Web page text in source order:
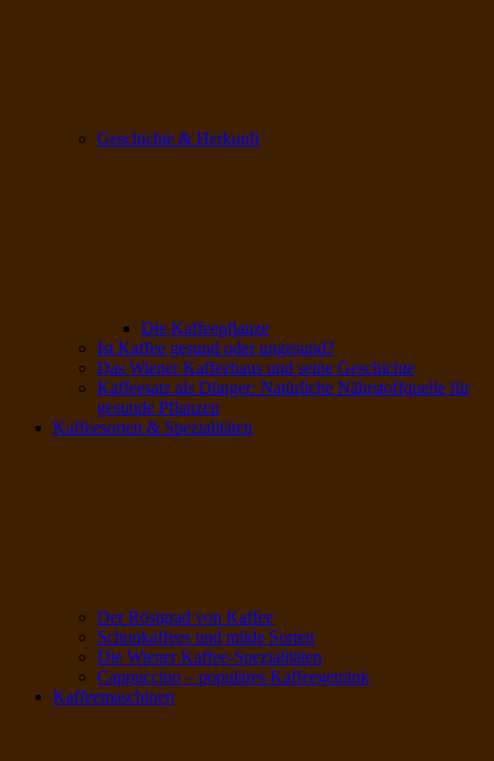
Geschichte & Herkunft
Die Kaffeepflanze
Ist Kaffee gesund oder ungesund?
Das Wiener Kaffeehaus und seine Geschichte
Kaffeesatz als Dünger: Natürliche Nährstoffquelle für
gesunde Pflanzen
Kaffeesorten & Spezialitäten
Der Röstgrad von Kaffee
Schonkaffees und milde Sorten
Die Wiener Kaffee-Spezialitäten
Cappuccino – populäres Kaffeegetränk
Kaffeemaschinen